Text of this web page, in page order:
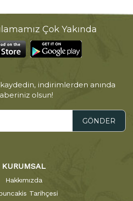
Çok Yakında
indirimlerden anında
olsun!
GÖNDER
KURUMSAL
Hakkımızda
Tarihçesi